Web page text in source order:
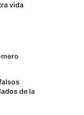
vida
de la